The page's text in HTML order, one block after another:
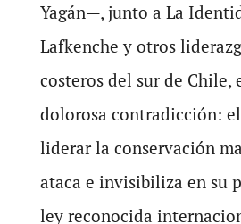
Yagán—, junto a La
Lafkenche y otros
costeros del sur de Chile,
dolorosa contradicción:
liderar la conservación
ataca e invisibiliza en su
ley reconocida